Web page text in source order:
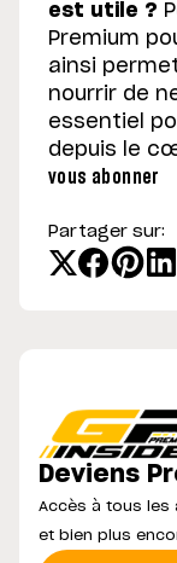
est utile ?
Premium
ainsi
nourrir de
essentiel
depuis le
vous abonner
Partager sur:
Deviens
Accès à tous les
et bien plus